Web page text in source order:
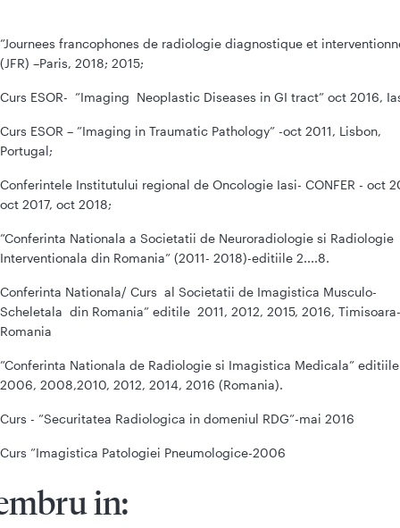
”Journees francophones de radiologie diagnostique et
(JFR) –Paris, 2018; 2015;
Curs ESOR- ”Imaging Neoplastic Diseases in GI tract” oct 2016,
Curs ESOR – ”Imaging in Traumatic Pathology” -oct 2011, Lisbon,
Portugal;
Conferintele Institutului regional de Oncologie Iasi- CONFER - oct
oct 2017, oct 2018;
”Conferinta Nationala a Societatii de Neuroradiologie si Radiologie
Interventionala din Romania” (2011- 2018)-editiile 2....8.
Conferinta Nationala/ Curs al Societatii de Imagistica Musculo-
Scheletala din Romania” editile 2011, 2012, 2015, 2016, Timisoara-
Romania
”Conferinta Nationala de Radiologie si Imagistica Medicala” editiile
2006, 2008,2010, 2012, 2014, 2016 (Romania).
Curs - ”Securitatea Radiologica in domeniul RDG”-mai 2016
Curs ”Imagistica Patologiei Pneumologice-2006
in: